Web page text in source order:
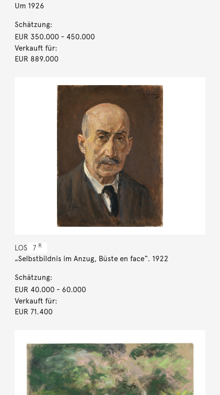
Um 1926
Schätzung:
EUR 350.000- 450.000
Verkauft für:
EUR 889.000
LOS 7 R
„Selbstbildnis im Anzug, Büste en face“. 1922
Schätzung:
EUR 40.000- 60.000
Verkauft für:
EUR 71.400